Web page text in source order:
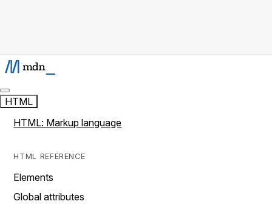
HTML
HTML: Markup language
HTML REFERENCE
Elements
Global attributes